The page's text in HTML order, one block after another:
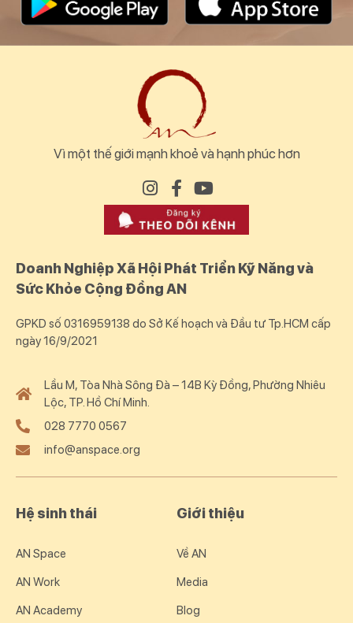
Vì một thế giới mạnh khoẻ và hạnh phúc hơn
Doanh Nghiệp Xã Hội Phát Triển Kỹ Năng và
Sức Khỏe Cộng Đồng AN
GPKD số 0316959138 do Sở Kế hoạch và Đầu tư Tp.HCM cấp
ngày 16/9/2021
Lầu M, Tòa Nhà Sông Đà – 14B Kỳ Đồng, Phường Nhiêu
Lộc, TP. Hồ Chí Minh.
028 7770 0567
info@anspace.org
Hệ sinh thái
AN Space
AN Work
AN Academy
Giới thiệu
Về AN
Media
Blog